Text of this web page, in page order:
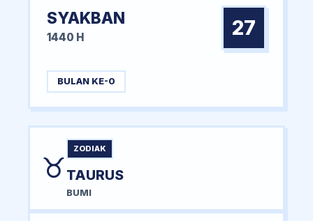
SYAKBAN
1440 H 27
BULAN KE-0
♉
ZODIAK
TAURUS
BUMI